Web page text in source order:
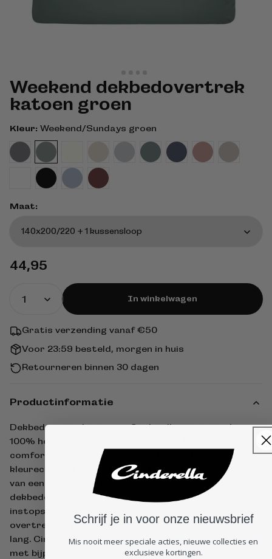
Weekend dekbedovertrek
katoen groen
Kleur: Weekend/Sundays groen
Maat:
Normale
44,95
In winkelwagen
Gratis verzending vanaf €50
Voor 23:59 besteld, morgen in huis
Retourneren binnen 30 dagen
Productinformatie
Dekbedovertreksets van Cinderella zijn gemaakt van
100% hoogwaardig katoen en voelen heerlijk zacht en
comfortabel aan. De hoge kwaliteit en lange
kleurechtheid maken het dat je lang kunt genieten
van een Cinderella dekbedovertrekset. Cinderella
dekbedovertrekken zijn voorzien van een dubbele
instopstrook over de volle breedte. Hierdoor zijn de
overtrekken geschikt voor dekbedden tot 220 cm
lang. Cinderella dekbedovertrekken worden geleverd
met bijpassende slopen in de afmeting 60x70 cm.
Schrijf je in voor onze nieuwsbrief
Mis nooit meer speciale acties, nieuwe collecties en
exclusieve kortingen.